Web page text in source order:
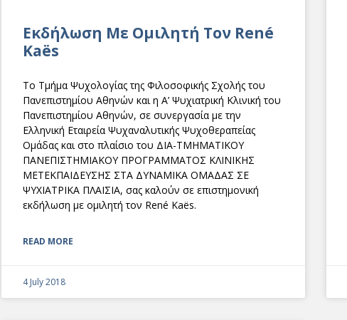
Eκδήλωση Με Ομιλητή Τον René
Kaës
To Τμήμα Ψυχολογίας της Φιλοσοφικής Σχολής του
Πανεπιστημίου Αθηνών και η Α’ Ψυχιατρική Κλινική του
Πανεπιστημίου Αθηνών, σε συνεργασία με την
Ελληνική Εταιρεία Ψυχαναλυτικής Ψυχοθεραπείας
Ομάδας και στο πλαίσιο του ΔΙΑ-ΤΜΗΜΑΤΙΚΟΥ
ΠΑΝΕΠΙΣΤΗΜΙΑΚΟΥ ΠΡΟΓΡΑΜΜΑΤΟΣ ΚΛΙΝΙΚΗΣ
ΜΕΤΕΚΠΑΙΔΕΥΣΗΣ ΣΤΑ ΔΥΝΑΜΙΚΑ ΟΜΑΔΑΣ ΣΕ
ΨΥΧΙΑΤΡΙΚΑ ΠΛΑΙΣΙΑ, σας καλούν σε επιστημονική
εκδήλωση με ομιλητή τον René Kaës.
READ MORE
4 July 2018